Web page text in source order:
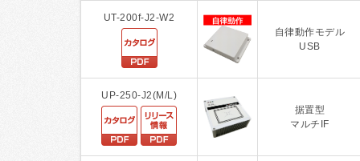
UT-200f-J2-W2
自律動作モデル
USB
UP-250-J2(M/L)
据置型
マルチIF